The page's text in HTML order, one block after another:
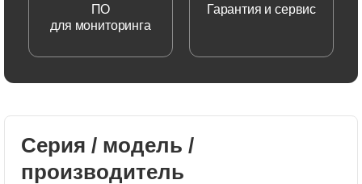
ПО
для мониторинга
Гарантия и сервис
Серия / модель /
производитель